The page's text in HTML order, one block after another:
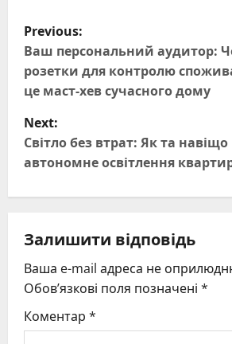
P
o
s
t
n
a
v
i
g
a
Previous:
Ваш персональний аудитор:
розетки для контролю
це маст-хев сучасного дому
Next:
Світло без втрат: Як та
автономне освітлення
Залишити відповідь
Ваша e-mail адреса не
Обов’язкові поля позначені *
Коментар *